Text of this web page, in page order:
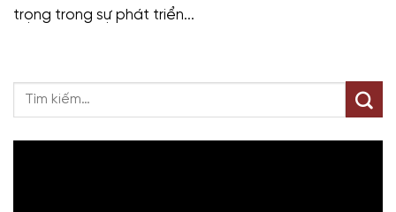
trọng trong sự phát triển...